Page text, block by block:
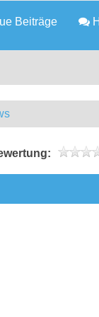
Beiträge